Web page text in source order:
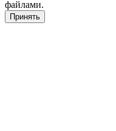
файлами.
Принять